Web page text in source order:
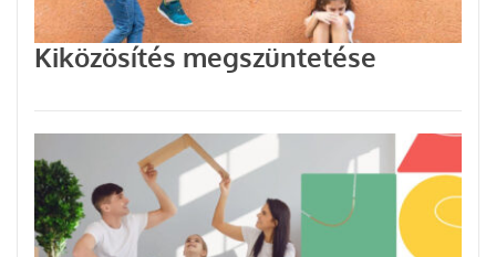
Kiközösítés megszüntetése